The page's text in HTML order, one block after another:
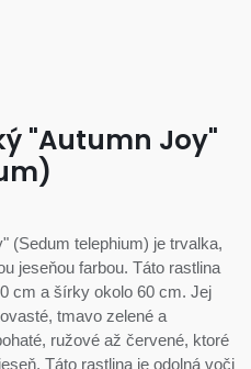
"Autumn Joy"
(Sedum telephium) je trvalka,
jeseňou farbou. Táto rastlina
cm a šírky okolo 60 cm. Jej
tmavo zelené a
ružové až červené, ktoré
Táto rastlina je odolná voči